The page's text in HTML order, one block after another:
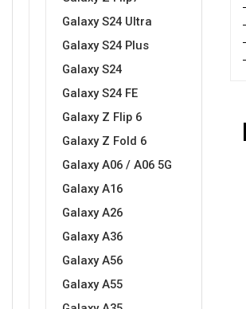
Galaxy S24 Ultra
Galaxy S24 Plus
Galaxy S24
Galaxy S24 FE
Galaxy Z Flip 6
Galaxy Z Fold 6
Galaxy A06 / A06 5G
Galaxy A16
Galaxy A26
Galaxy A36
Galaxy A56
Galaxy A55
Životinjsko carstvo
Svemirska kolekcija
Love motivi I